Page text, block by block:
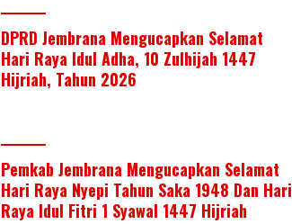
DPRD Jembrana Mengucapkan Selamat
Hari Raya Idul Adha, 10 Zulhijah 1447
Hijriah, Tahun 2026
Pemkab Jembrana Mengucapkan Selamat
Hari Raya Nyepi Tahun Saka 1948 Dan Hari
Raya Idul Fitri 1 Syawal 1447 Hijriah